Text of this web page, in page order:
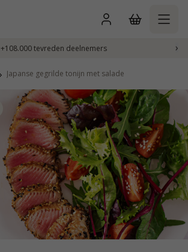
+108.000 tevreden deelnemers ›
Japanse gegrilde tonijn met salade